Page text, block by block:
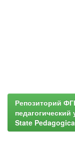
Репозиторий
State